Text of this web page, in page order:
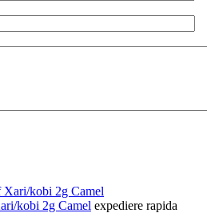
kobi 2g Camel expediere rapida